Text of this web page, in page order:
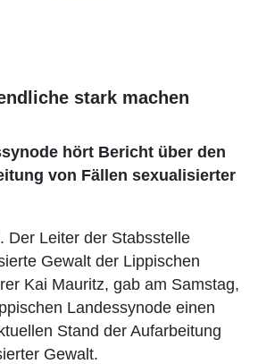
stark machen
hört Bericht über den
von Fällen sexualisierter
Der Leiter der Stabsstelle
Gewalt der Lippischen
Kai Mauritz, gab am Samstag,
Landessynode einen
Stand der Aufarbeitung
Gewalt.